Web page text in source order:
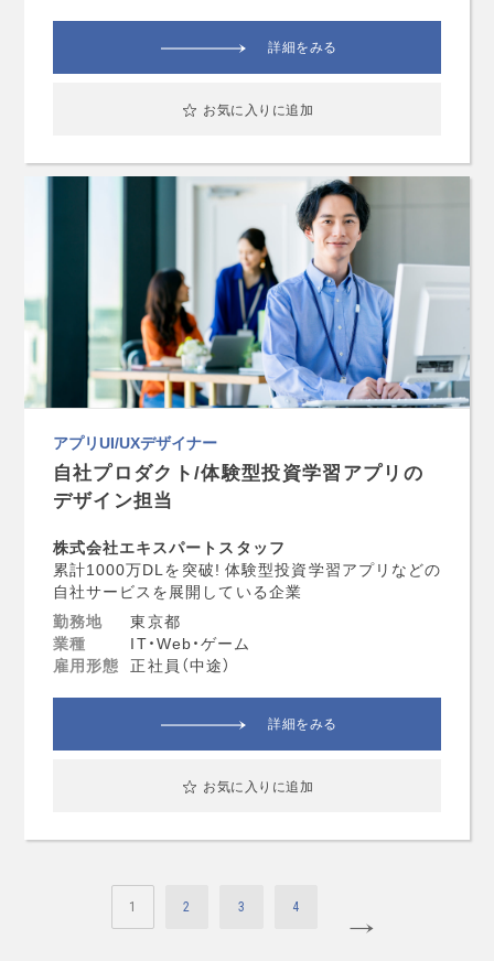
詳細をみる
お気に入りに追加
アプリUI/UXデザイナー
自社プロダクト/体験型投資学習アプリの
デザイン担当
株式会社エキスパートスタッフ
累計1000万DLを突破! 体験型投資学習アプリなどの
自社サービスを展開している企業
勤務地
東京都
業種
IT・Web・ゲーム
雇用形態 正社員（中途）
詳細をみる
お気に入りに追加
1 2 3 4